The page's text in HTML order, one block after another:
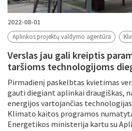
2022-08-01
Aplinkos projektų valdymo agentūra
Verslas jau gali kreiptis
taršioms technologijoms
Pirmadienį paskelbtas kvietimas
gauti diegiant aplinkai draugiškas,
energijos vartojančias
Klimato kaitos programos
Energetikos ministerija kartu su